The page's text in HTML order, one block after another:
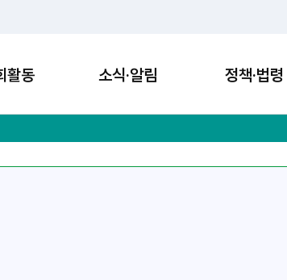
활동 소식·알림 정책·법령